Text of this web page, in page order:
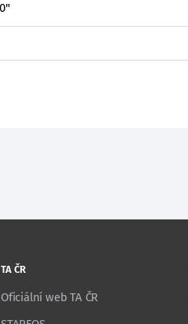
TA ČR
Oficiální web TA ČR